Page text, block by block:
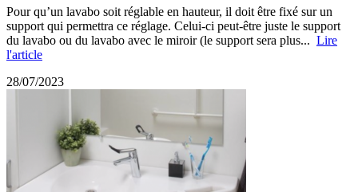
Pour qu’un lavabo soit réglable en hauteur, il doit être fixé sur un
support qui permettra ce réglage. Celui-ci peut-être juste le support
du lavabo ou du lavabo avec le miroir (le support sera plus... Lire
l'article
28/07/2023